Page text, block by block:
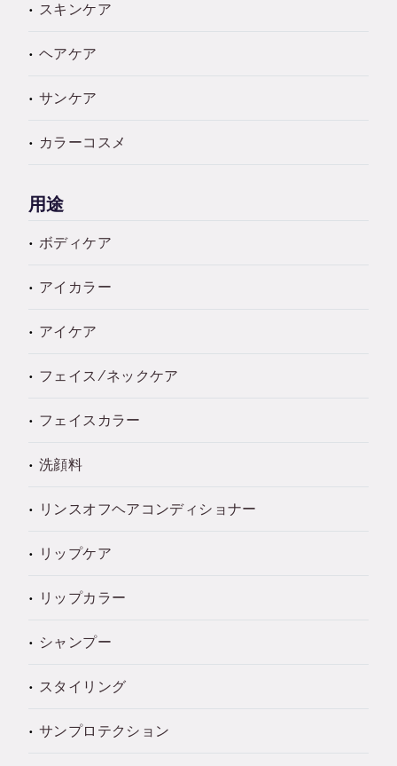
スキンケア
ヘアケア
サンケア
カラーコスメ
用途
ボディケア
アイカラー
アイケア
フェイス/ネックケア
フェイスカラー
洗顔料
リンスオフヘアコンディショナー
リップケア
リップカラー
シャンプー
スタイリング
サンプロテクション